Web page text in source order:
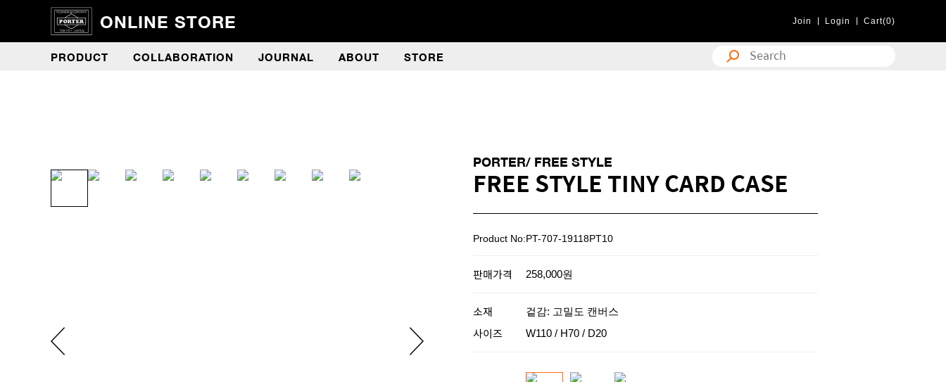
ONLINE STORE Join Login Cart(0)
PRODUCT COLLABORATION JOURNAL ABOUT STORE
PORTER/ FREE STYLE
FREE STYLE TINY CARD CASE
Product No:PT-707-19118PT10
판매가격 258,000원
소재 겉감: 고밀도 캔버스
사이즈 W110 / H70 / D20